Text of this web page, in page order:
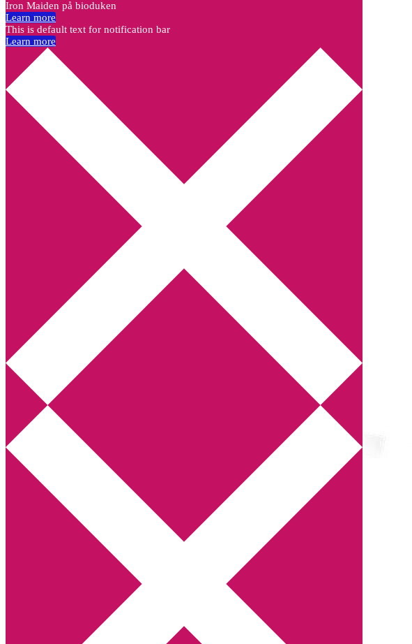
Annikas litteratur- och kulturblogg
Deckare, kriminalromaner, thrillers
Hem
Boktolva
Författarfemman
Kontakt
Webbshop Amazon
Utskriftscentralen
Min tv-blogg
Iron Maiden på bioduken
Learn more
This is default text for notification bar
Learn more